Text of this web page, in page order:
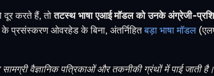
दूर करते हैं, तोतटस्थ भाषा एआई मॉडल को उनके अंग्रेजी-
के प्रसंस्करण ओवरहेड के बिना, अंतर्निहितबड़ा भाषा मॉडल
सामग्री वैज्ञानिक पत्रिकाओं और तकनीकी ग्रंथों में पाई